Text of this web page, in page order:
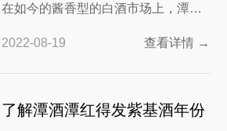
于没有喝过此酒的酒友们，可能会询
吗？对此还是让我们详细品一品
在如今的酱香型的白酒市场上，潭酒
梯队。因此关于他的系列白酒往往会
被人拿来进行比较。今天我们看这样
潭酒红得发紫和紫潭。很多人会有疑
2022-08-19 查看详情 →
了解潭酒潭红得发紫基酒年份